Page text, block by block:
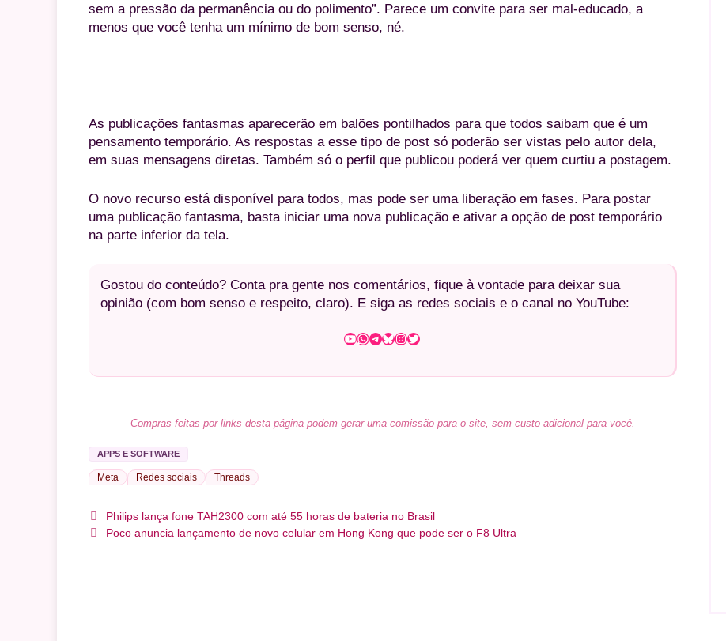
sem a pressão da permanência ou do polimento”. Parece um convite para ser mal-educado, a
menos que você tenha um mínimo de bom senso, né.
As publicações fantasmas aparecerão em balões pontilhados para que todos saibam que é um
pensamento temporário. As respostas a esse tipo de post só poderão ser vistas pelo autor dela,
em suas mensagens diretas. Também só o perfil que publicou poderá ver quem curtiu a postagem.
O novo recurso está disponível para todos, mas pode ser uma liberação em fases. Para postar
uma publicação fantasma, basta iniciar uma nova publicação e ativar a opção de post temporário
na parte inferior da tela.
Gostou do conteúdo? Conta pra gente nos comentários, fique à vontade para deixar sua
opinião (com bom senso e respeito, claro). E siga as redes sociais e o canal no YouTube:
Youtube WhatsApp TelegramBluesky InstagramTwitter
Compras feitas por links desta página podem gerar uma comissão para o site, sem custo adicional para você.
APPS E SOFTWARE
Meta Redes sociais Threads
Philips lança fone TAH2300 com até 55 horas de bateria no Brasil
Poco anuncia lançamento de novo celular em Hong Kong que pode ser o F8 Ultra